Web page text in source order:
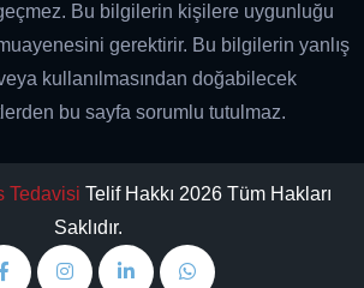
Bu bilgilerin kişilere uygunluğu
gerektirir. Bu bilgilerin yanlış
kullanılmasından doğabilecek
bu sayfa sorumlu tutulmaz.
Tedavisi Telif Hakkı 2026 Tüm Hakları
Saklıdır.